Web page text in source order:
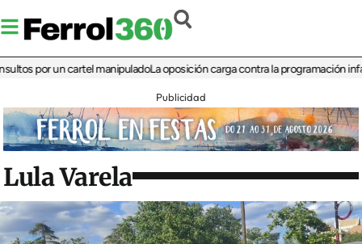
por un cartel manipuladoLa oposición carga contra la programación infantil
Publicidad
Lula Varela